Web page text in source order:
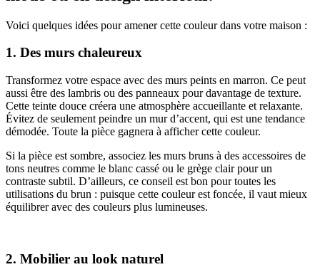
Voici quelques idées pour amener cette couleur dans votre maison :
1. Des murs chaleureux
Transformez votre espace avec des murs peints en marron. Ce peut
aussi être des lambris ou des panneaux pour davantage de texture.
Cette teinte douce créera une atmosphère accueillante et relaxante.
Évitez de seulement peindre un mur d’accent, qui est une tendance
démodée. Toute la pièce gagnera à afficher cette couleur.
Si la pièce est sombre, associez les murs bruns à des accessoires de
tons neutres comme le blanc cassé ou le grège clair pour un
contraste subtil. D’ailleurs, ce conseil est bon pour toutes les
utilisations du brun : puisque cette couleur est foncée, il vaut mieux
équilibrer avec des couleurs plus lumineuses.
2. Mobilier au look naturel